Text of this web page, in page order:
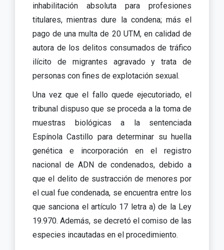
inhabilitación absoluta para profesiones
titulares, mientras dure la condena; más el
pago de una multa de 20 UTM, en calidad de
autora de los delitos consumados de tráfico
ilícito de migrantes agravado y trata de
personas con fines de explotación sexual.
Una vez que el fallo quede ejecutoriado, el
tribunal dispuso que se proceda a la toma de
muestras biológicas a la sentenciada
Espínola Castillo para determinar su huella
genética e incorporación en el registro
nacional de ADN de condenados, debido a
que el delito de sustracción de menores por
el cual fue condenada, se encuentra entre los
que sanciona el artículo 17 letra a) de la Ley
19.970. Además, se decretó el comiso de las
especies incautadas en el procedimiento.